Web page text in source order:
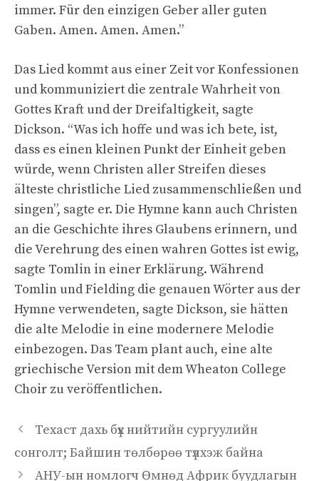
immer. Für den einzigen Geber aller guten
Gaben. Amen. Amen. Amen.”
Das Lied kommt aus einer Zeit vor Konfessionen
und kommuniziert die zentrale Wahrheit von
Gottes Kraft und der Dreifaltigkeit, sagte
Dickson. “Was ich hoffe und was ich bete, ist,
dass es einen kleinen Punkt der Einheit geben
würde, wenn Christen aller Streifen dieses
älteste christliche Lied zusammenschließen und
singen”, sagte er. Die Hymne kann auch Christen
an die Geschichte ihres Glaubens erinnern, und
die Verehrung des einen wahren Gottes ist ewig,
sagte Tomlin in einer Erklärung. Während
Tomlin und Fielding die genauen Wörter aus der
Hymne verwendeten, sagte Dickson, sie hätten
die alte Melodie in eine modernere Melodie
einbezogen. Das Team plant auch, eine alte
griechische Version mit dem Wheaton College
Choir zu veröffentlichen.
Техаст дахь бүх нийтийн сургуулийн
сонголт; Байшин төлбөрөө түлхэж байна
АНУ-ын номлогч Өмнөд Африк буудлагын